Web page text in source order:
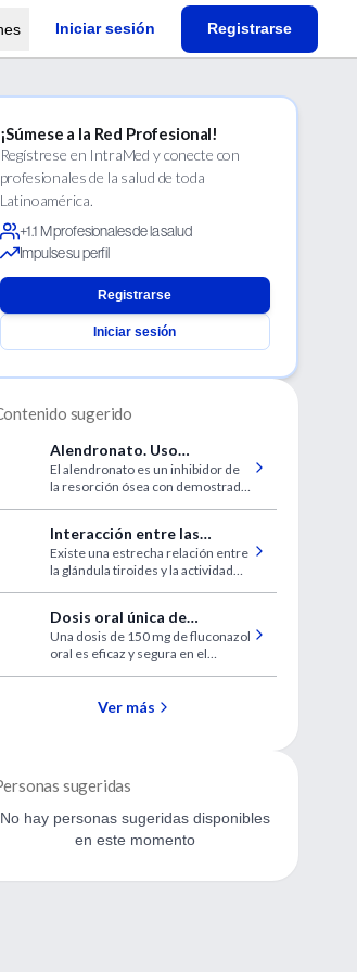
Iniciar sesión Registrarse
¡Súmese a la Red Profesional!
Regístrese en IntraMed y conecte con
profesionales de la salud de toda
Latinoamérica.
+1.1 M profesionales de la salud
Impulse su perfil
Registrarse
Iniciar sesión
sugerido
Alendronato. Uso
Sistémico
El alendronato es un inhibidor de
la resorción ósea con demostrada
de pacientes.
Interacción entre las
hormonas tiroideas y las
hormonas sexuales
Existe una estrecha relación entre
la glándula tiroides y la actividad
en los niveles hormonales alteran
las concentraciones de hormonas
sexuales lo que lleva distintos
cuadros clínicos.
Dosis oral única de
Fluconazol en el
tratamiento de la
candidiasis vaginal
Una dosis de 150 mg de fluconazol
oral es eficaz y segura en el
Ver más
sugeridas
No hay personas sugeridas disponibles
en este momento